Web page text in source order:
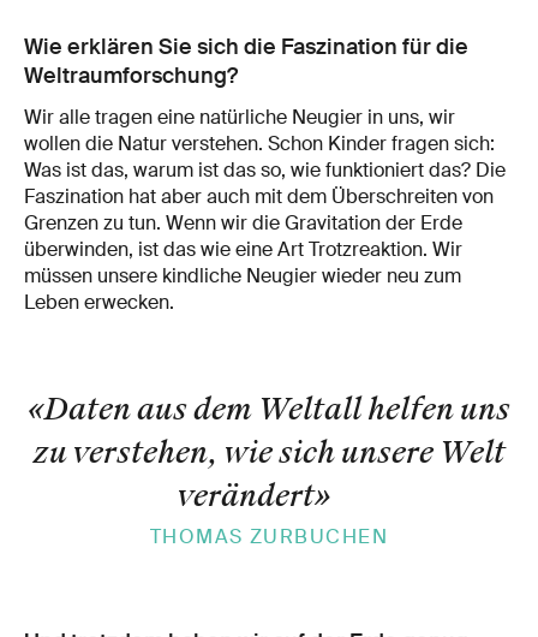
Wie erklären Sie sich die Faszination für die
Weltraumforschung?
Wir alle tragen eine natürliche Neugier in uns, wir
wollen die Natur verstehen. Schon Kinder fragen sich:
Was ist das, warum ist das so, wie funktioniert das? Die
Faszination hat aber auch mit dem Überschreiten von
Grenzen zu tun. Wenn wir die Gravitation der Erde
überwinden, ist das wie eine Art Trotzreaktion. Wir
müssen unsere kindliche Neugier wieder neu zum
Leben erwecken.
«Daten aus dem Weltall helfen uns
zu verstehen, wie sich unsere Welt
verändert»
THOMAS ZURBUCHEN